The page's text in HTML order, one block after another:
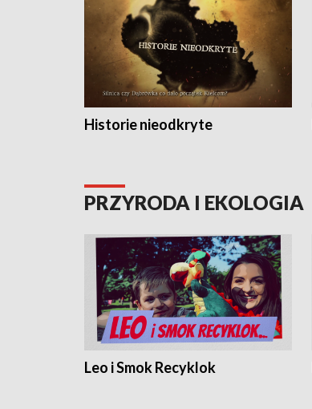
Historie nieodkryte
PRZYRODA I EKOLOGIA
Leo i Smok Recyklok